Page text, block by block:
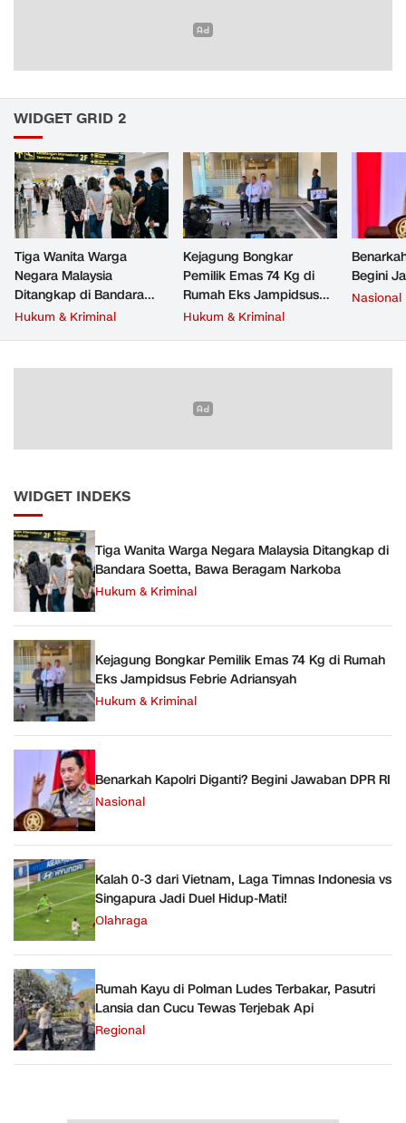
WIDGET GRID 2
Tiga Wanita Warga
Negara Malaysia
Ditangkap di Bandara
Soetta, Bawa Beragam
Hukum & Kriminal
Kejagung Bongkar
Pemilik Emas 74 Kg di
Rumah Eks Jampidsus
Febrie Adriansyah
Hukum & Kriminal
Begini
Nasional
WIDGET INDEKS
Tiga Wanita Warga Negara Malaysia Ditangkap di
Bandara Soetta, Bawa Beragam Narkoba
Hukum & Kriminal
Kejagung Bongkar Pemilik Emas 74 Kg di Rumah
Eks Jampidsus Febrie Adriansyah
Hukum & Kriminal
Benarkah Kapolri Diganti? Begini Jawaban DPR RI
Nasional
Kalah 0-3 dari Vietnam, Laga Timnas Indonesia vs
Singapura Jadi Duel Hidup-Mati!
Olahraga
Rumah Kayu di Polman Ludes Terbakar, Pasutri
Lansia dan Cucu Tewas Terjebak Api
Regional